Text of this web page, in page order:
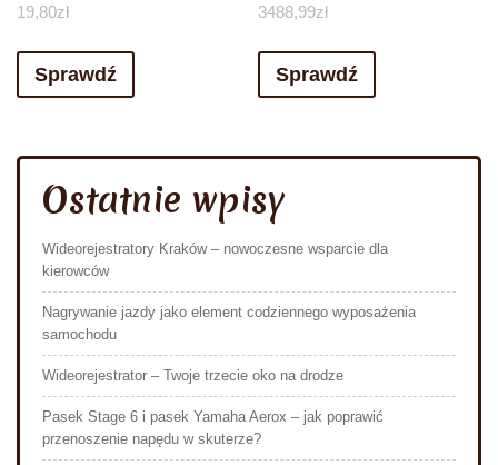
19,80zł
Sprawdź
3488,99zł
Sprawdź
Ostatnie wpisy
Wideorejestratory Kraków – nowoczesne wsparcie dla
kierowców
Nagrywanie jazdy jako element codziennego wyposażenia
samochodu
Wideorejestrator – Twoje trzecie oko na drodze
Pasek Stage 6 i pasek Yamaha Aerox – jak poprawić
przenoszenie napędu w skuterze?